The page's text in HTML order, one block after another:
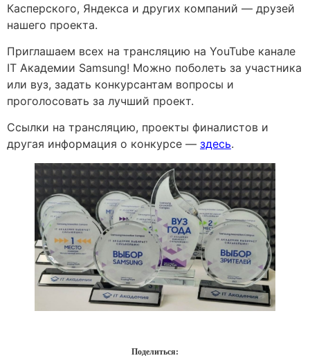
Касперского, Яндекса и других компаний — друзей
нашего проекта.
Приглашаем всех на трансляцию на YouTube канале
IT Академии Samsung! Можно поболеть за участника
или вуз, задать конкурсантам вопросы и
проголосовать за лучший проект.
Ссылки на трансляцию, проекты финалистов и
другая информация о конкурсе — здесь.
Поделиться: